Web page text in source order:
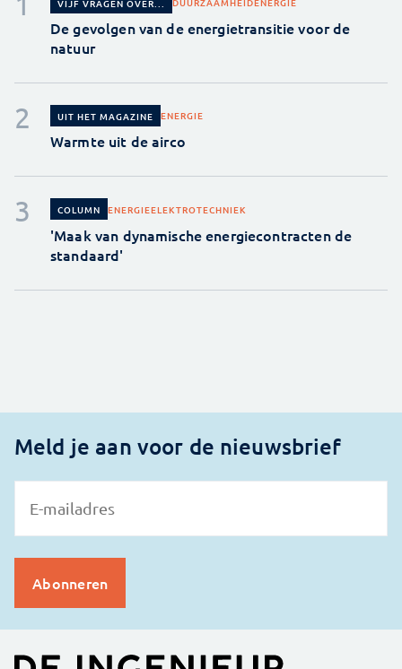
VIJF VRAGEN OVER...
De gevolgen van de energietransitie voor de
natuur
UIT HET MAGAZINE ENERGIE
Warmte uit de airco
COLUMN ENERGIEELEKTROTECHNIEK
'Maak van dynamische energiecontracten de
standaard'
Meld je aan voor de nieuwsbrief